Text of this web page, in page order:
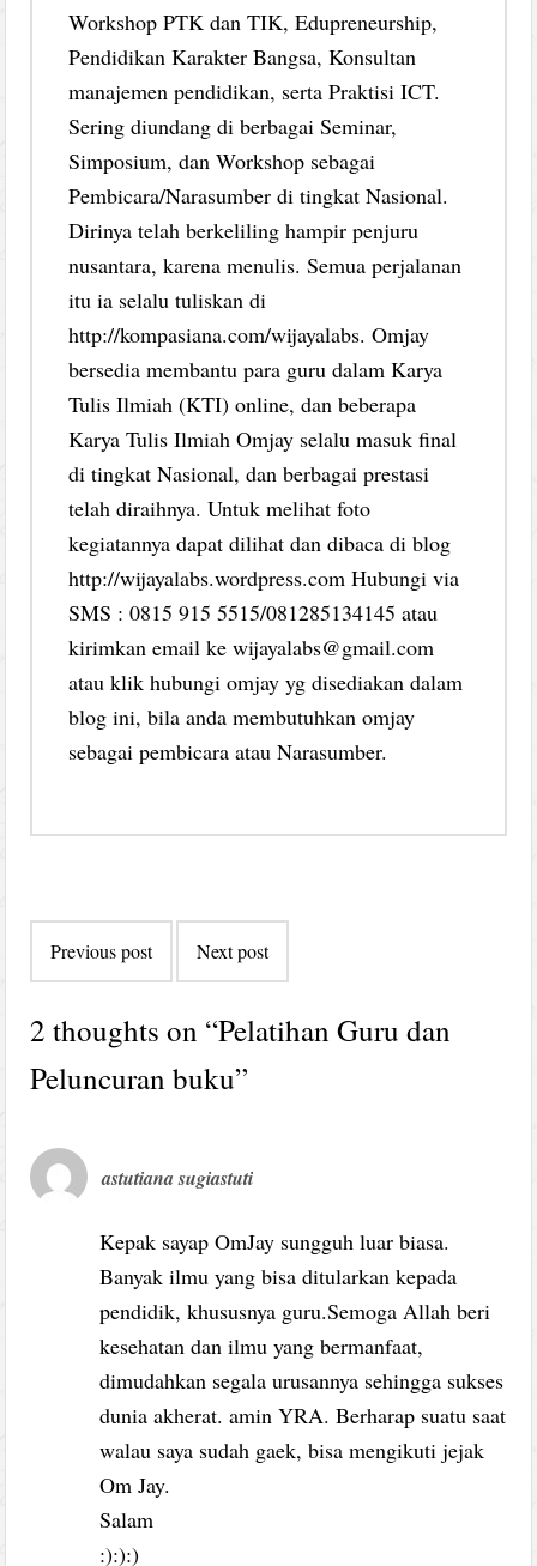
Workshop PTK dan TIK, Edupreneurship,
Pendidikan Karakter Bangsa, Konsultan
manajemen pendidikan, serta Praktisi ICT.
Sering diundang di berbagai Seminar,
Simposium, dan Workshop sebagai
Pembicara/Narasumber di tingkat Nasional.
Dirinya telah berkeliling hampir penjuru
nusantara, karena menulis. Semua perjalanan
itu ia selalu tuliskan di
http://kompasiana.com/wijayalabs. Omjay
bersedia membantu para guru dalam Karya
Tulis Ilmiah (KTI) online, dan beberapa
Karya Tulis Ilmiah Omjay selalu masuk final
di tingkat Nasional, dan berbagai prestasi
telah diraihnya. Untuk melihat foto
kegiatannya dapat dilihat dan dibaca di blog
http://wijayalabs.wordpress.com Hubungi via
SMS : 0815 915 5515/081285134145 atau
kirimkan email ke wijayalabs@gmail.com
atau klik hubungi omjay yg disediakan dalam
blog ini, bila anda membutuhkan omjay
sebagai pembicara atau Narasumber.
navigation
Previous post Next post
2 thoughts on “Pelatihan Guru dan
Peluncuran buku”
astutiana sugiastuti
Kepak sayap OmJay sungguh luar biasa.
Banyak ilmu yang bisa ditularkan kepada
pendidik, khususnya guru.Semoga Allah beri
kesehatan dan ilmu yang bermanfaat,
dimudahkan segala urusannya sehingga sukses
dunia akherat. amin YRA. Berharap suatu saat
walau saya sudah gaek, bisa mengikuti jejak
Om Jay.
Salam
:):):)